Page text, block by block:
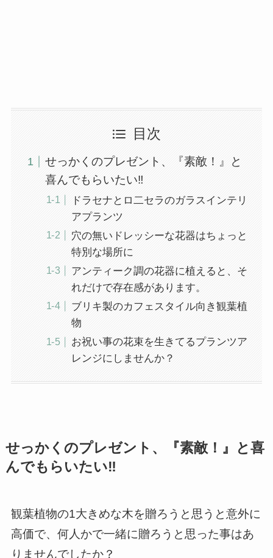
目次
せっかくのプレゼント、『素敵！』と
喜んでもらいたい‼
ドラセナとロ二セラのガラスインテリ
アプランツ
穴の無いドレッシーな花器はちょっと
特別な場所に
アンティーク調の花器に植えると、そ
れだけで存在感があります。
ブリキ製のカフェスタイル向き観葉植
物
お祝い事の花束を生きてるプランツア
レンジにしませんか？
せっかくのプレゼント、『素敵！』と喜
んでもらいたい‼
観葉植物の1大きめな木を贈ろうと思うと意外に
高価で、何人かで一緒に贈ろうと思った事はあ
りませんでしたか？